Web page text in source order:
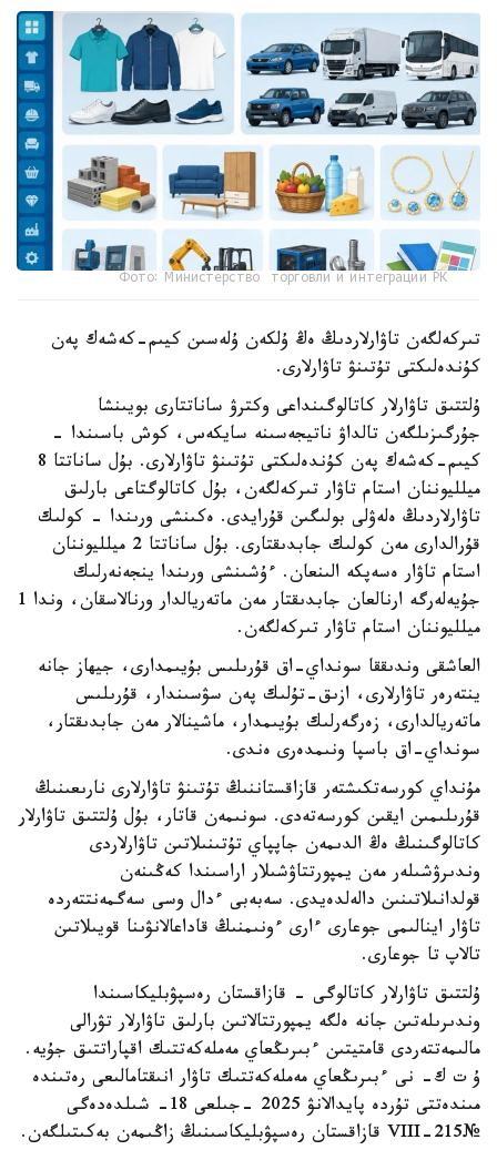
Фото: Министерство торговли и интеграции РК
تىركەلگەن تاۋارلاردىڭ ەڭ ۇلكەن ۇلەسىن كيىم-كەشەك پەن
كۇندەلىكتى تۇتىنۋ تاۋارلارى.
ۇلتتىق تاۋارلار كاتالوگىنداعى وكترۋ ساناتتارى بويىنشا
جۇرگىزىلگەن تالداۋ ناتيجەسىنە سايكەس، كوش باسىندا -
كيىم-كەشەك پەن كۇندەلىكتى تۇتىنۋ تاۋارلارى. بۇل ساناتتا 8
ميلليوننان استام تاۋار تىركەلگەن، بۇل كاتالوگتاعى بارلىق
تاۋارلاردىڭ ەلەۋلى بولىگىن قۇرايدى. ەكىنشى ورىندا - كولىك
قۇرالدارى مەن كولىك جابدىقتارى. بۇل ساناتتا 2 ميلليوننان
استام تاۋار ەسەپكە الىنعان. ءۇشىنشى ورىندا ينجەنەرلىك
جۇيەلەرگە ارنالعان جابدىقتار مەن ماتەريالدار ورنالاسقان، وندا 1
ميلليوننان استام تاۋار تىركەلگەن.
العاشقى وندىققا سونداي-اق قۇرىلىس بۇيىمدارى، جيھاز جانە
ينتەرەر تاۋارلارى، ازىق-تۇلىك پەن سۋسىندار، قۇرىلىس
ماتەريالدارى، زەرگەرلىك بۇيىمدار، ماشينالار مەن جابدىقتار،
سونداي-اق باسپا ونىمدەرى ەندى.
مۇنداي كورسەتكىشتەر قازاقستاننىڭ تۇتىنۋ تاۋارلارى نارىعىنىڭ
قۇرىلىمىن ايقىن كورسەتەدى. سونىمەن قاتار، بۇل ۇلتتىق تاۋارلار
كاتالوگىنىڭ ەڭ الدىمەن جاپپاي تۇتىنىلاتىن تاۋارلاردى
وندىرۋشىلەر مەن يمپورتتاۋشىلار اراسىندا كەڭىنەن
قولدانىلاتىنىن دالەلدەيدى. سەبەبى ءدال وسى سەگمەنتتەردە
تاۋار اينالىمى جوعارى ءارى ءونىمنىڭ قاداعالانۋىنا قويىلاتىن
تالاپ تا جوعارى.
ۇلتتىق تاۋارلار كاتالوگى - قازاقستان رەسپۋبليكاسىندا
وندىرىلەتىن جانە ەلگە يمپورتتالاتىن بارلىق تاۋارلار تۋرالى
مالىمەتتەردى قامتيتىن ءبىرىڭعاي مەملەكەتتىك اقپاراتتىق جۇيە.
ۇ ت ك- نى ءبىرىڭعاي مەملەكەتتىك تاۋار انىقتامالىعى رەتىندە
مىندەتتى تۇردە پايدالانۋ 2025 -جىلعى 18- شىلدەدەگى
№215-VIII قازاقستان رەسپۋبليكاسىنىڭ زاڭىمەن بەكىتىلگەن.